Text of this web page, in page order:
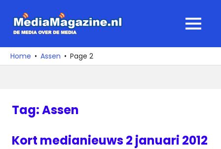
naar
media
over
MENU
Home Assen Page 2
Tag:Assen
Kort medianieuws 2 januari 2012